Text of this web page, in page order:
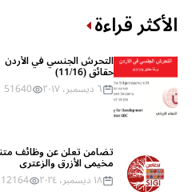
الأكثر قراءة
حقائق (11/16)
٦ ديسمبر، ٢٠١٧
51640
مخيمي الأزرق والزعتري
١٨ ديسمبر، ٢٠٢٤
12164